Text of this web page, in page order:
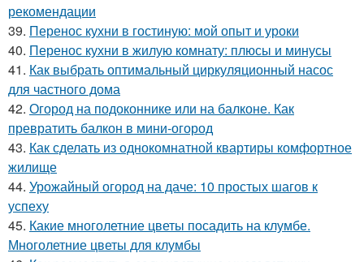
рекомендации
39. Перенос кухни в гостиную: мой опыт и уроки
40. Перенос кухни в жилую комнату: плюсы и минусы
41. Как выбрать оптимальный циркуляционный насос
для частного дома
42. Огород на подоконнике или на балконе. Как
превратить балкон в мини-огород
43. Как сделать из однокомнатной квартиры комфортное
жилище
44. Урожайный огород на даче: 10 простых шагов к
успеху
45. Какие многолетние цветы посадить на клумбе.
Многолетние цветы для клумбы